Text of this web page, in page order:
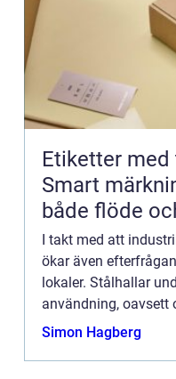
Etiketter med
Smart
både flöde
I takt med att
ökar även
lokaler. Stålhallar
användning, oavsett
Simon Hagberg